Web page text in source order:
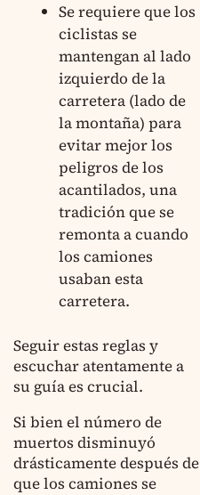
Se requiere que los
ciclistas se
mantengan al lado
izquierdo de la
carretera (lado de
la montaña) para
evitar mejor los
peligros de los
acantilados, una
tradición que se
remonta a cuando
los camiones
usaban esta
carretera.
Seguir estas reglas y
escuchar atentamente a
su guía es crucial.
Si bien el número de
muertos disminuyó
drásticamente después de
que los camiones se